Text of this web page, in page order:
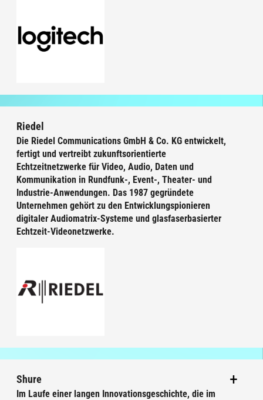
Riedel
Die Riedel Communications GmbH & Co. KG entwickelt,
fertigt und vertreibt zukunftsorientierte
Echtzeitnetzwerke für Video, Audio, Daten und
Kommunikation in Rundfunk-, Event-, Theater- und
Industrie-Anwendungen. Das 1987 gegründete
Unternehmen gehört zu den Entwicklungspionieren
digitaler Audiomatrix-Systeme und glasfaserbasierter
Echtzeit-Videonetzwerke.
Shure
Im Laufe einer langen Innovationsgeschichte, die im